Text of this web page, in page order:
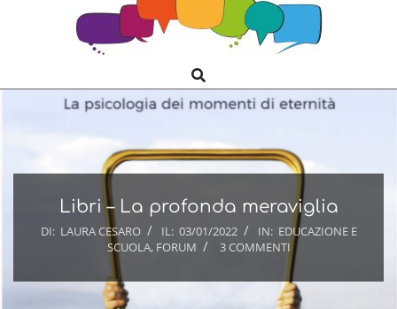
Navigation
Search
Libri – La profonda meraviglia
DI: LAURA CESARO IL: 03/01/2022 IN: EDUCAZIONE E
SCUOLA, FORUM 3 COMMENTI